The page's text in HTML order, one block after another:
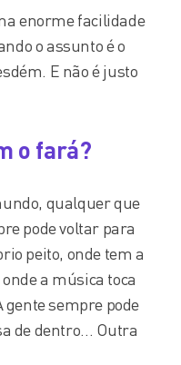
enorme facilidade
o assunto é o
E não é justo
o fará?
qualquer que
pode voltar para
peito, onde tem a
a música toca
gente sempre pode
de dentro… Outra